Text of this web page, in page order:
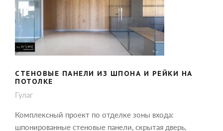
СТЕНОВЫЕ ПАНЕЛИ ИЗ ШПОНА И
РЕЙКИ НА ПОТОЛКЕ
СТЕНОВЫЕ ПАНЕЛИ ИЗ ШПОНА И РЕЙКИ НА
ПОТОЛКЕ
Гулаг
Комплексный проект по отделке зоны входа:
шпонированные стеновые панели, скрытая дверь,